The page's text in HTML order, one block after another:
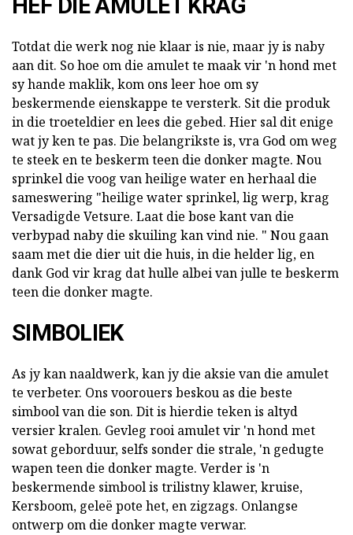
HEF DIE AMULET KRAG
Totdat die werk nog nie klaar is nie, maar jy is naby
aan dit. So hoe om die amulet te maak vir 'n hond met
sy hande maklik, kom ons leer hoe om sy
beskermende eienskappe te versterk. Sit die produk
in die troeteldier en lees die gebed. Hier sal dit enige
wat jy ken te pas. Die belangrikste is, vra God om weg
te steek en te beskerm teen die donker magte. Nou
sprinkel die voog van heilige water en herhaal die
sameswering "heilige water sprinkel, lig werp, krag
Versadigde Vetsure. Laat die bose kant van die
verbypad naby die skuiling kan vind nie. " Nou gaan
saam met die dier uit die huis, in die helder lig, en
dank God vir krag dat hulle albei van julle te beskerm
teen die donker magte.
SIMBOLIEK
As jy kan naaldwerk, kan jy die aksie van die amulet
te verbeter. Ons voorouers beskou as die beste
simbool van die son. Dit is hierdie teken is altyd
versier kralen. Gevleg rooi amulet vir 'n hond met
sowat geborduur, selfs sonder die strale, 'n gedugte
wapen teen die donker magte. Verder is 'n
beskermende simbool is trilistny klawer, kruise,
Kersboom, geleë pote het, en zigzags. Onlangse
ontwerp om die donker magte verwar.